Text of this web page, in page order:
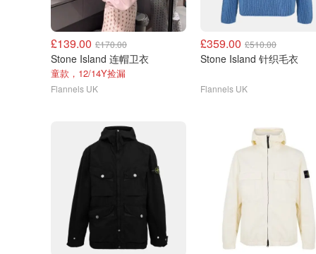
£139.00 £170.00
Stone Island 连帽卫衣
童款，12/14Y捡漏
Flannels UK
£359.00 £510.00
Stone Island 针织毛衣
Flannels UK